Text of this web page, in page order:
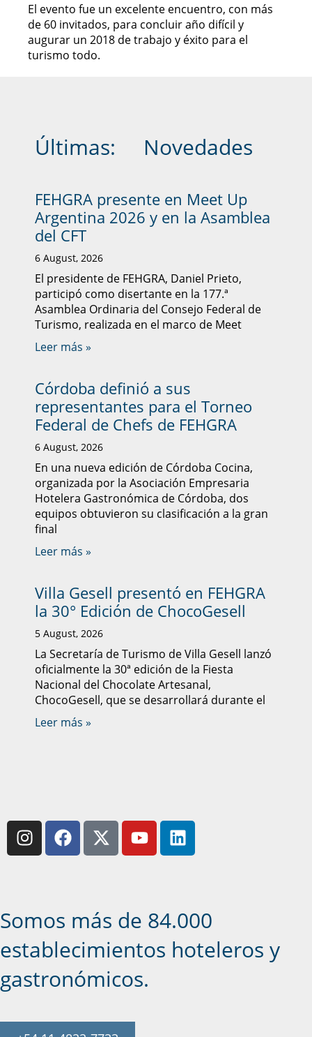
El evento fue un excelente encuentro, con más
de 60 invitados, para concluir año difícil y
augurar un 2018 de trabajo y éxito para el
turismo todo.
Últimas: Novedades
FEHGRA presente en Meet Up
Argentina 2026 y en la Asamblea
del CFT
6 August, 2026
El presidente de FEHGRA, Daniel Prieto,
participó como disertante en la 177.ª
Asamblea Ordinaria del Consejo Federal de
Turismo, realizada en el marco de Meet
Leer más »
Córdoba definió a sus
representantes para el Torneo
Federal de Chefs de FEHGRA
6 August, 2026
En una nueva edición de Córdoba Cocina,
organizada por la Asociación Empresaria
Hotelera Gastronómica de Córdoba, dos
equipos obtuvieron su clasificación a la gran
final
Leer más »
Villa Gesell presentó en FEHGRA
la 30° Edición de ChocoGesell
5 August, 2026
La Secretaría de Turismo de Villa Gesell lanzó
oficialmente la 30ª edición de la Fiesta
Nacional del Chocolate Artesanal,
ChocoGesell, que se desarrollará durante el
Leer más »
Somos más de 84.000
establecimientos hoteleros y
gastronómicos.